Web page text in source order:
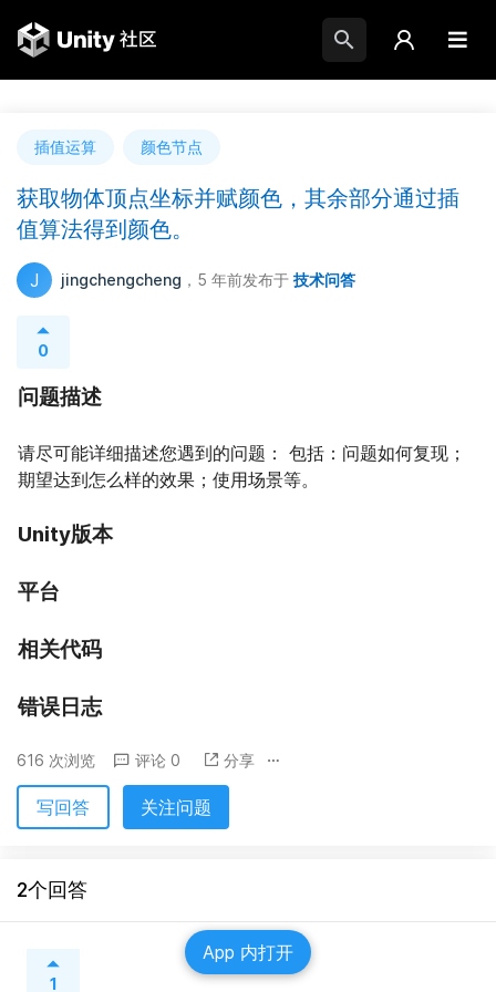
插值运算 颜色节点
获取物体顶点坐标并赋颜色，其余部分通过插
值算法得到颜色。
J jingchengcheng ，5 年前发布于 技术问答
0
问题描述
请尽可能详细描述您遇到的问题： 包括：问题如何复现；
期望达到怎么样的效果；使用场景等。
Unity版本
平台
相关代码
错误日志
616 次浏览 评论 0 分享
写回答 关注问题
2个回答
1
App 内打开